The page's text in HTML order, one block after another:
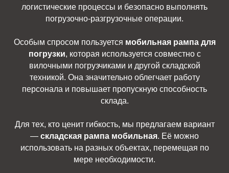
логистические процессы и безопасно выполнять
погрузочно-разгрузочные операции.
Особым спросом пользуется мобильная рампа для
погрузки, которая используется совместно с
вилочными погрузчиками и другой складской
техникой. Она значительно облегчает работу
персонала и повышает пропускную способность
склада.
Для тех, кто ценит гибкость, мы предлагаем вариант
— складская рампа мобильная. Её можно
использовать на разных объектах, перемещая по
мере необходимости.